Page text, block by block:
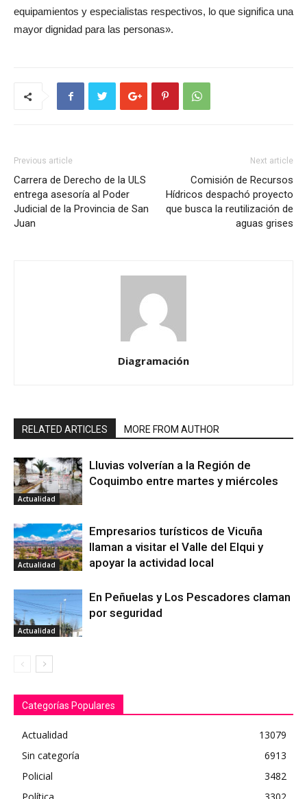
equipamientos y especialistas respectivos, lo que significa una
mayor dignidad para las personas».
Previous article
Carrera de Derecho de la ULS
entrega asesoría al Poder
Judicial de la Provincia de San
Juan
Next article
Comisión de Recursos
Hídricos despachó proyecto
que busca la reutilización de
aguas grises
Diagramación
RELATED ARTICLES MORE FROM AUTHOR
Actualidad
Lluvias volverían a la Región de
Coquimbo entre martes y miércoles
Actualidad
Empresarios turísticos de Vicuña
llaman a visitar el Valle del Elqui y
apoyar la actividad local
Actualidad
En Peñuelas y Los Pescadores claman
por seguridad
Categorías Populares
Actualidad
13079
Sin categoría
6913
Policial
3482